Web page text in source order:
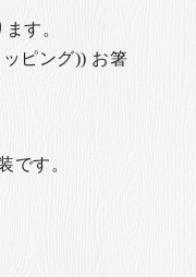
す。
ピング)) お箸
です。